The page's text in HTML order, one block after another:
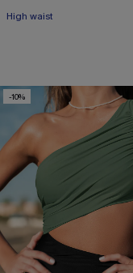
High waist
-10%